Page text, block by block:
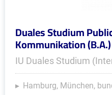
Duales Studium
Kommunikation
IU Duales Studium
Hamburg, München,